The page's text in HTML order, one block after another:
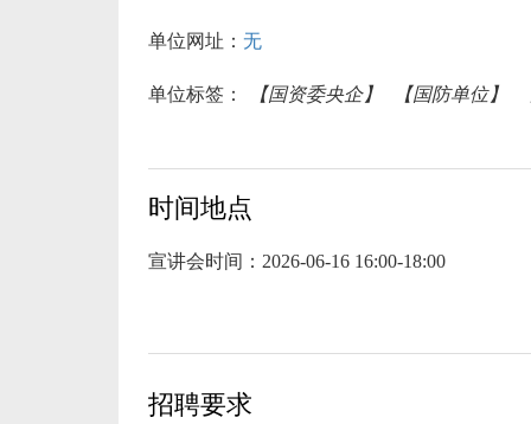
单位网址： 无
单位标签： 【国资委央企】 【国防单位】
时间地点
宣讲会时间： 2026-06-16 16:00-18:00
招聘要求